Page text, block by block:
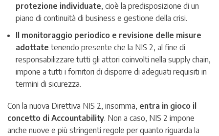
protezione individuate, cioè la predisposizione di un
piano di continuità di business e gestione della crisi.
Il monitoraggio periodico e revisione delle misure
adottate tenendo presente che la NIS 2, al fine di
responsabilizzare tutti gli attori coinvolti nella supply chain,
impone a tutti i fornitori di disporre di adeguati requisiti in
termini di sicurezza.
Con la nuova Direttiva NIS 2, insomma, entra in gioco il
concetto di Accountability. Non a caso, NIS 2 impone
anche nuove e più stringenti regole per quanto riguarda la